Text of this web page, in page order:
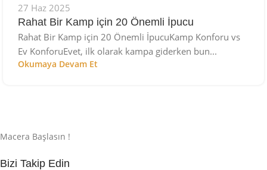
27 Haz 2025
Rahat Bir Kamp için 20 Önemli İpucu
Rahat Bir Kamp için 20 Önemli İpucuKamp Konforu vs
Ev KonforuEvet, ilk olarak kampa giderken bun...
Okumaya Devam Et
Macera Başlasın !
Bizi Takip Edin